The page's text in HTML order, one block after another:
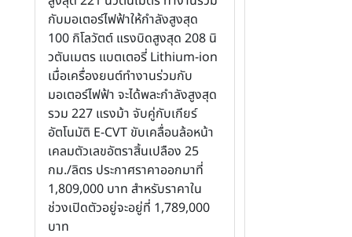
กับมอเตอร์ไฟฟ้าให้กำลังสูงสุด
100 กิโลวัตต์ แรงบิดสูงสุด 208 นิ
วตันเมตร แบตเตอรี่ Lithium-ion
เมื่อเครื่องยนต์ทำงานร่วมกับ
มอเตอร์ไฟฟ้า จะได้พละกำลังสูงสุด
รวม 227 แรงม้า จับคู่กับเกียร์
อัตโนมัติ E-CVT ขับเคลื่อนล้อหน้า
เคลมตัวเลขอัตราสิ้นเปลือง 25
กม./ลิตร ประกาศราคาออกมาที่
1,809,000 บาท สำหรับราคาใน
ช่วงเปิดตัวอยู่จะอยู่ที่ 1,789,000
บาท